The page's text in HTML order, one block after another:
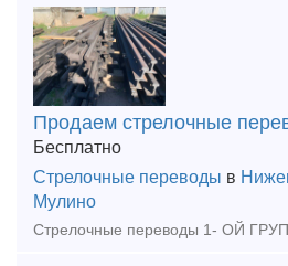
Продаем стрелочные
Бесплатно
Стрелочные переводы в
Мулино